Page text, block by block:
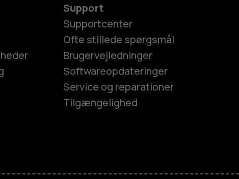
Support
Supportcenter
Ofte stillede spørgsmål
Brugervejledninger
Softwareopdateringer
Service og reparationer
Tilgængelighed